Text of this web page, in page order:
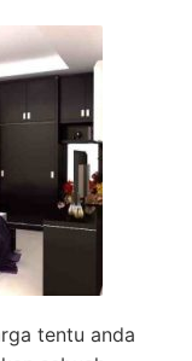
tentu anda